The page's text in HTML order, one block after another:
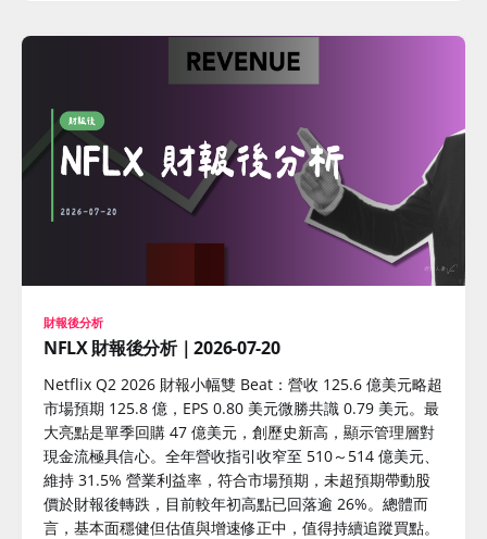
財報後分析
NFLX 財報後分析｜2026-07-20
Netflix Q2 2026 財報小幅雙 Beat：營收 125.6 億美元略超
市場預期 125.8 億，EPS 0.80 美元微勝共識 0.79 美元。最
大亮點是單季回購 47 億美元，創歷史新高，顯示管理層對
現金流極具信心。全年營收指引收窄至 510～514 億美元、
維持 31.5% 營業利益率，符合市場預期，未超預期帶動股
價於財報後轉跌，目前較年初高點已回落逾 26%。總體而
言，基本面穩健但估值與增速修正中，值得持續追蹤買點。